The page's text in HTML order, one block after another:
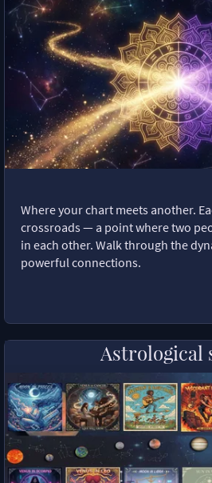
Where your chart meets another.
crossroads — a point where two
in each other. Walk through the
powerful connections.
Astrological